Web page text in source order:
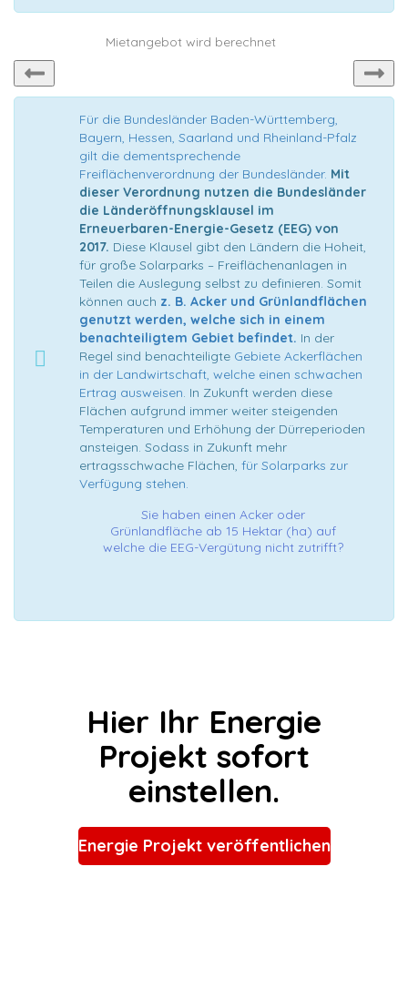
Mietangebot wird berechnet
Für die Bundesländer Baden-Württemberg,
Bayern, Hessen, Saarland und Rheinland-Pfalz
gilt die dementsprechende
Freiflächenverordnung der Bundesländer. Mit
dieser Verordnung nutzen die Bundesländer
die Länderöffnungsklausel im
Erneuerbaren-Energie-Gesetz (EEG) von
2017. Diese Klausel gibt den Ländern die Hoheit,
für große Solarparks – Freiflächenanlagen in
Teilen die Auslegung selbst zu definieren. Somit
können auch z. B. Acker und Grünlandflächen
genutzt werden, welche sich in einem
benachteiligtem Gebiet befindet. In der
Regel sind benachteiligte Gebiete Ackerflächen
in der Landwirtschaft, welche einen schwachen
Ertrag ausweisen. In Zukunft werden diese
Flächen aufgrund immer weiter steigenden
Temperaturen und Erhöhung der Dürreperioden
ansteigen. Sodass in Zukunft mehr
ertragsschwache Flächen, für Solarparks zur
Verfügung stehen.
Sie haben einen Acker oder
Grünlandfläche ab 15 Hektar (ha) auf
welche die EEG-Vergütung nicht zutrifft?
Hier Ihr Energie
Projekt sofort
einstellen.
Energie Projekt veröffentlichen